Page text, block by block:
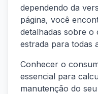
dependendo da
página, você
detalhadas sobre o
estrada para todas
Conhecer o
essencial para
manutenção do